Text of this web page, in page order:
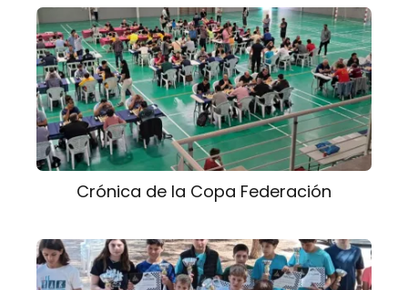
Crónica de la Copa Federación